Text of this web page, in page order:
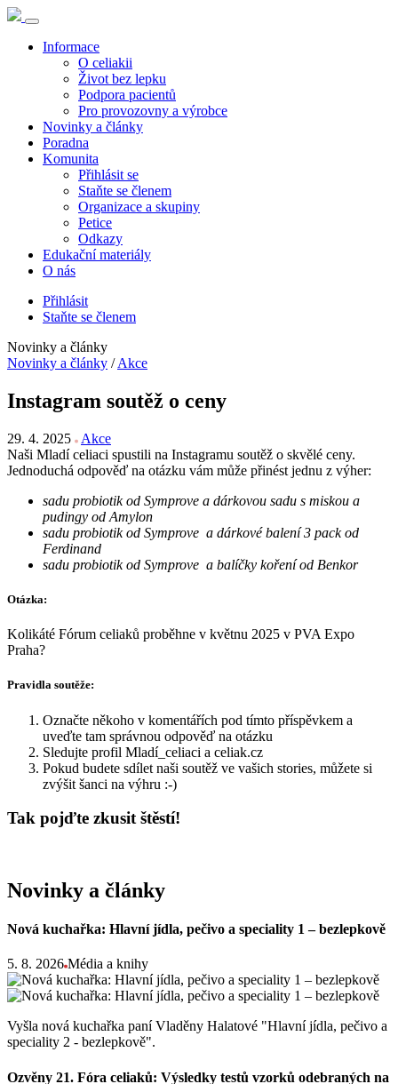
Informace
O celiakii
Život bez lepku
Podpora pacientů
Pro provozovny a výrobce
Novinky a články
Poradna
Komunita
Přihlásit se
Staňte se členem
Organizace a skupiny
Petice
Odkazy
Edukační materiály
O nás
Přihlásit
Staňte se členem
Novinky a články
Novinky a články / Akce
Instagram soutěž o ceny
29. 4. 2025
Akce
Naši Mladí celiaci spustili na Instagramu soutěž o skvělé ceny.
Jednoduchá odpověď na otázku vám může přinést jednu z výher:
sadu probiotik od Symprove a dárkovou sadu s miskou a
pudingy od Amylon
sadu probiotik od Symprove a dárkové balení 3 pack od
Ferdinand
sadu probiotik od Symprove a balíčky koření od Benkor
Otázka:
Kolikáté Fórum celiaků proběhne v květnu 2025 v PVA Expo
Praha?
Pravidla soutěže:
Označte někoho v komentářích pod tímto příspěvkem a
uveďte tam správnou odpověď na otázku
Sledujte profil Mladí_celiaci a celiak.cz
Pokud budete sdílet naši soutěž ve vašich stories, můžete si
zvýšit šanci na výhru :-)
Tak pojďte zkusit štěstí!
Novinky a články
Nová kuchařka: Hlavní jídla, pečivo a speciality 1 – bezlepkově
5. 8. 2026 Média a knihy
Vyšla nová kuchařka paní Vladěny Halatové "Hlavní jídla, pečivo a
speciality 2 - bezlepkově".
Ozvěny 21. Fóra celiaků: Výsledky testů vzorků odebraných na